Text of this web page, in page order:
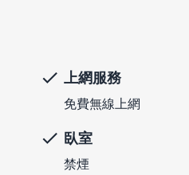
上網服務
免費無線上網
臥室
禁煙